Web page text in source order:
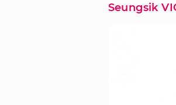
Seungsik